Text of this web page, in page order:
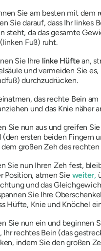
Sie am besten mit dem
Sie darauf, dass Ihr linkes
steht, da das gesamte
Fuß) ruht.
Sie Ihre linke Hüftean,
und vermeiden Sie es,
durchzudrücken.
das rechte Bein am
und das Knie näher
Sie nun aus und greifen
(den ersten beiden Fingern
großen Zeh des rechten
Sie nun Ihren Zeh fest,
Position, atmen Sie weiter,
und das
Sie Ihre
Hüfte, Knie und Knöchel
Sie nun ein und beginnen
Ihr rechtes Bein (das
indem Sie den großen